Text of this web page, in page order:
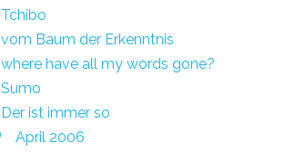
Tchibo
vom Baum der Erkenntnis
where have all my words gone?
Sumo
Der ist immer so
April 2006